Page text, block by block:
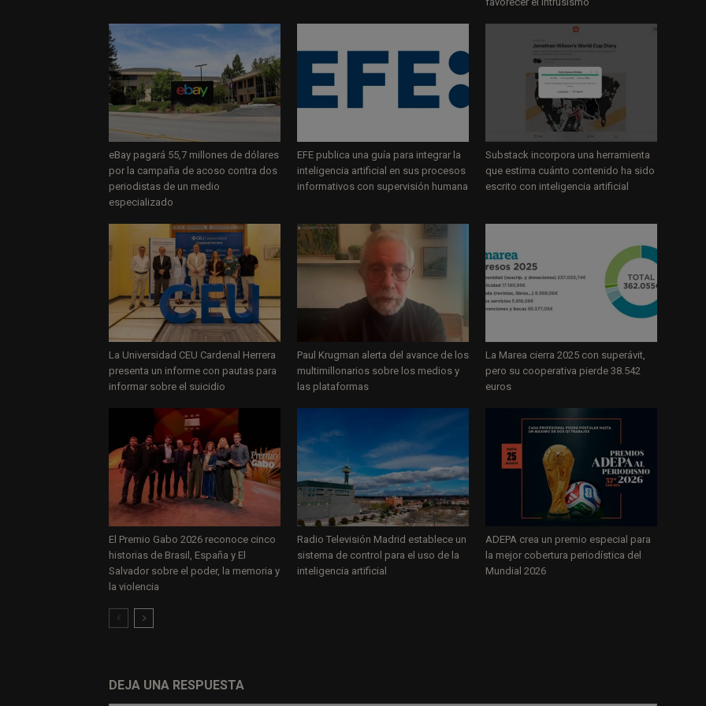
eBay pagará 55,7 millones de dólares
por la campaña de acoso contra dos
periodistas de un medio
especializado
EFE publica una guía para integrar la
inteligencia artificial en sus procesos
informativos con supervisión humana
Substack incorpora una herramienta
que estima cuánto contenido ha sido
escrito con inteligencia artificial
La Universidad CEU Cardenal Herrera
presenta un informe con pautas para
informar sobre el suicidio
Paul Krugman alerta del avance de los
multimillonarios sobre los medios y
las plataformas
La Marea cierra 2025 con superávit,
pero su cooperativa pierde 38.542
euros
El Premio Gabo 2026 reconoce cinco
historias de Brasil, España y El
Salvador sobre el poder, la memoria y
la violencia
Radio Televisión Madrid establece un
sistema de control para el uso de la
inteligencia artificial
ADEPA crea un premio especial para
la mejor cobertura periodística del
Mundial 2026
DEJA UNA RESPUESTA